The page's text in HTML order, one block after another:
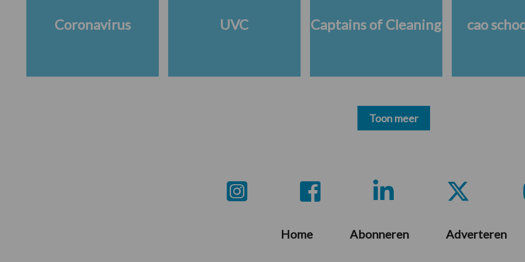
Coronavirus UVC Captains of Cleaning cao
Toon meer
Home Abonneren Adverteren